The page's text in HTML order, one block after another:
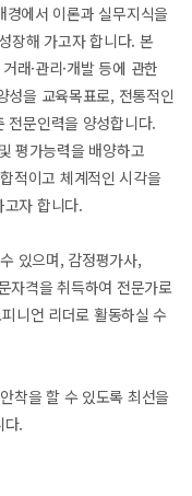
에서 이론과 실무지식을
장해 가고자 합니다. 본
래·관리·개발 등에 관한
성을 교육목표로, 전통적인
전문인력을 양성합니다.
평가능력을 배양하고
적이고 체계적인 시각을
자 합니다.
있으며, 감정평가사,
자격을 취득하여 전문가로
니언 리더로 활동하실 수
착을 할 수 있도록 최선을
다.